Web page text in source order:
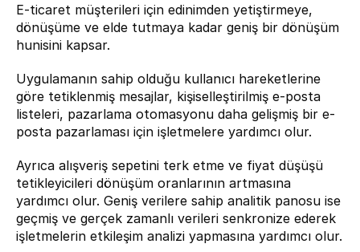
E-ticaret müşterileri için edinimden yetiştirmeye,
dönüşüme ve elde tutmaya kadar geniş bir dönüşüm
hunisini kapsar.
Uygulamanın sahip olduğu kullanıcı hareketlerine
göre tetiklenmiş mesajlar, kişiselleştirilmiş e-posta
listeleri, pazarlama otomasyonu daha gelişmiş bir e-
posta pazarlaması için işletmelere yardımcı olur.
Ayrıca alışveriş sepetini terk etme ve fiyat düşüşü
tetikleyicileri dönüşüm oranlarının artmasına
yardımcı olur. Geniş verilere sahip analitik panosu ise
geçmiş ve gerçek zamanlı verileri senkronize ederek
işletmelerin etkileşim analizi yapmasına yardımcı olur.